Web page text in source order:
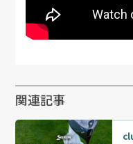
関連記事